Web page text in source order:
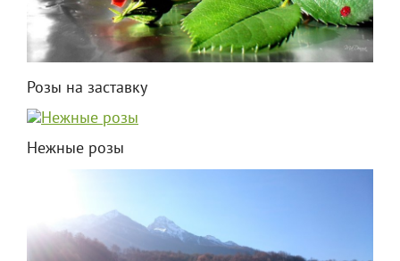
Розы на заставку
Нежные розы